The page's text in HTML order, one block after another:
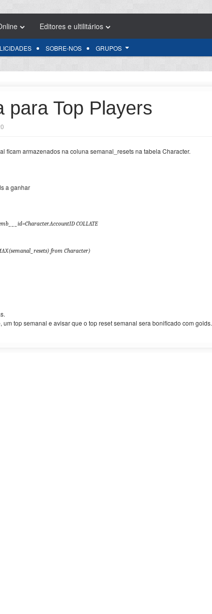
Editores e ultilitários
SOBRE-NOS GRUPOS
para Top Players
ficam armazenados na coluna semanal_resets na tabela Character.
a ganhar
COLLATE
from Character)
um top semanal e avisar que o top reset semanal sera bonificado com golds.